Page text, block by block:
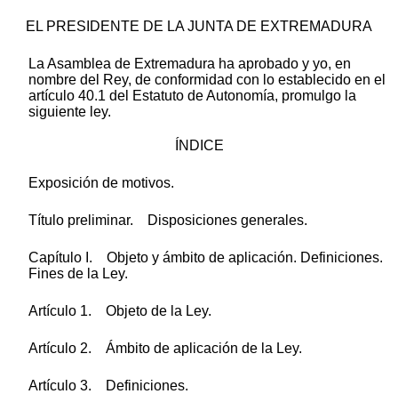
EL PRESIDENTE DE LA JUNTA DE EXTREMADURA
La Asamblea de Extremadura ha aprobado y yo, en
nombre del Rey, de conformidad con lo establecido en el
artículo 40.1 del Estatuto de Autonomía, promulgo la
siguiente ley.
ÍNDICE
Exposición de motivos.
Título preliminar. Disposiciones generales.
Capítulo I. Objeto y ámbito de aplicación. Definiciones.
Fines de la Ley.
Artículo 1. Objeto de la Ley.
Artículo 2. Ámbito de aplicación de la Ley.
Artículo 3. Definiciones.